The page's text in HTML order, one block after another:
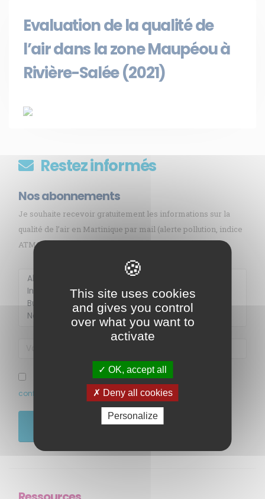
Evaluation de la qualité de
l’air dans la zone Maupéou à
Rivière-Salée (2021)
Restez informés
Nos abonnements
Je souhaite recevoir gratuitement les informations sur la
qualité de l’air en Martinique par mail (alerte pollution, indice
ATMO, sargasses, newsletter, etc.)
J’ai pris connaissance et accepte la politique de
confidentialité de ce site
Membre de Agréé par
Accueil
Qui sommes-nous ?
Agir
This site uses cookies
and gives you control
over what you want to
activate
OK, accept all
Deny all cookies
Personalize